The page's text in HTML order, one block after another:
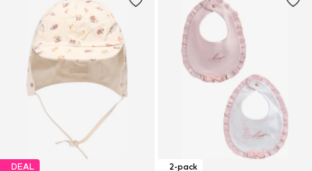
DEAL 2-pack